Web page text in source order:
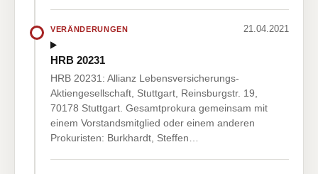
VERÄNDERUNGEN 21.04.2021
HRB 20231
HRB 20231: Allianz Lebensversicherungs-
Aktiengesellschaft, Stuttgart, Reinsburgstr. 19,
70178 Stuttgart. Gesamtprokura gemeinsam mit
einem Vorstandsmitglied oder einem anderen
Prokuristen: Burkhardt, Steffen…